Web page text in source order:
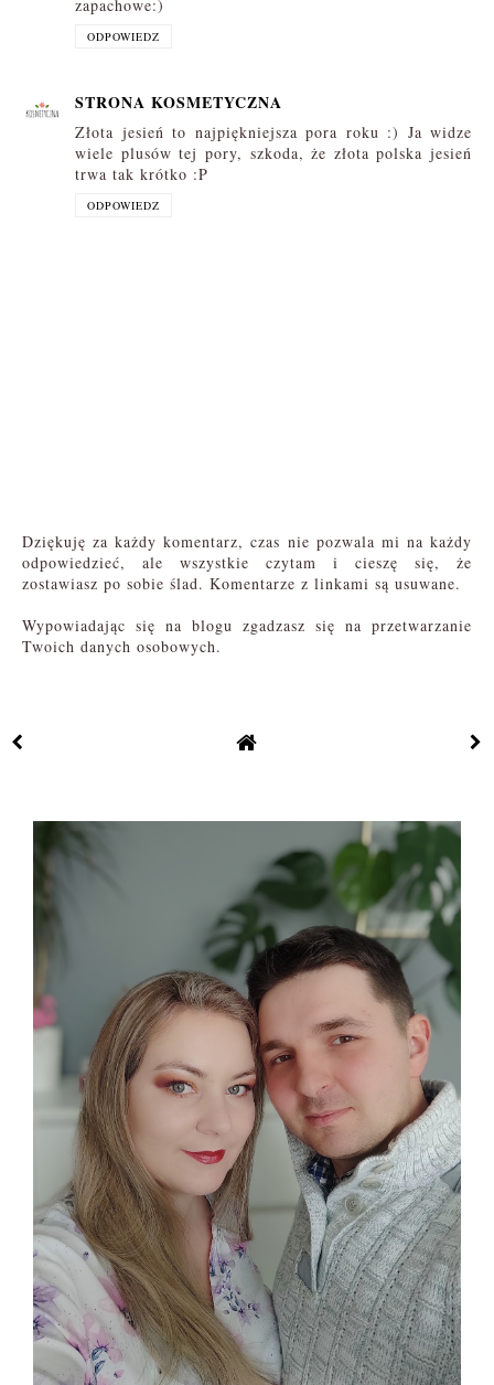
zapachowe:)
ODPOWIEDZ
STRONA KOSMETYCZNA
Złota jesień to najpiękniejsza pora roku :) Ja widze
wiele plusów tej pory, szkoda, że złota polska jesień
trwa tak krótko :P
ODPOWIEDZ
Dziękuję za każdy komentarz, czas nie pozwala mi na każdy
odpowiedzieć, ale wszystkie czytam i cieszę się, że
zostawiasz po sobie ślad. Komentarze z linkami są usuwane.
Wypowiadając się na blogu zgadzasz się na przetwarzanie
Twoich danych osobowych.